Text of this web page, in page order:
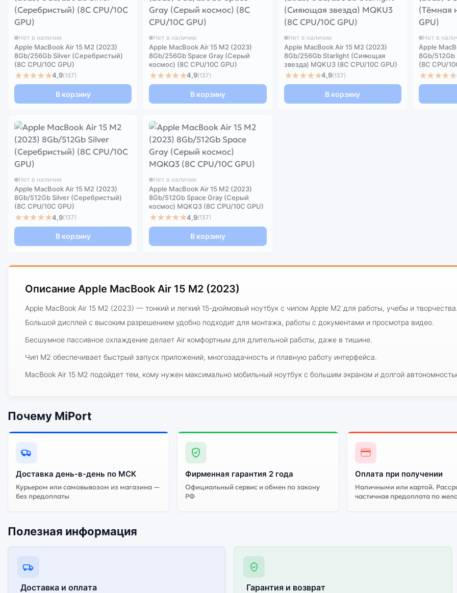
Нет в наличии
Apple MacBook Air 15 M2 (2023)
8Gb/256Gb Silver (Серебристый)
(8C CPU/10C GPU)
★★★★★4,9(137)
В корзину
Нет в наличии
Apple MacBook Air 15 M2 (2023)
8Gb/256Gb Space Gray (Серый
космос) (8C CPU/10C GPU)
★★★★★4,9(137)
В корзину
Нет в наличии
Apple MacBook Air 15 M2 (2023)
8Gb/256Gb Starlight (Сияющая
звезда) MQKU3 (8C CPU/10C GPU)
★★★★★4,9(137)
В корзину
Нет в
Apple
8Gb/
(8C CPU/
★★★★★
Нет в наличии
Apple MacBook Air 15 M2 (2023)
8Gb/512Gb Silver (Серебристый)
(8C CPU/10C GPU)
★★★★★4,9(137)
В корзину
Нет в наличии
Apple MacBook Air 15 M2 (2023)
8Gb/512Gb Space Gray (Серый
космос) MQKQ3 (8C CPU/10C GPU)
★★★★★4,9(137)
В корзину
Описание Apple MacBook Air 15 M2 (2023)
Apple MacBook Air 15 M2 (2023) — тонкий и легкий 15-дюймовый ноутбук с чипом Apple M2 для работы, учебы и творчества.
Большой дисплей с высоким разрешением удобно подходит для монтажа, работы с документами и просмотра видео.
Бесшумное пассивное охлаждение делает Air комфортным для длительной работы, даже в тишине.
Чип M2 обеспечивает быстрый запуск приложений, многозадачность и плавную работу интерфейса.
MacBook Air 15 M2 подойдет тем, кому нужен максимально мобильный ноутбук с большим экраном и долгой
Почему MiPort
Доставка день-в-день по МСК
Курьером или самовывозом из магазина —
без предоплаты
Фирменная гарантия 2 года
Официальный сервис и обмен по закону
РФ
Оплата при получении
Наличными или картой.
частичная предоплата по
Полезная информация
Доставка и оплата Гарантия и возврат